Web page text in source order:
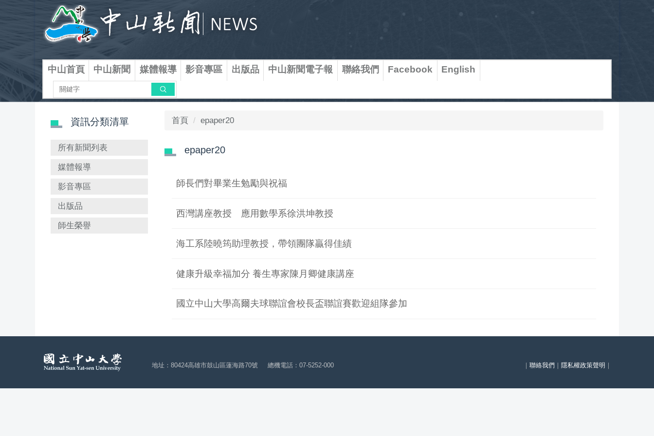
區
中山首頁 中山新聞 媒體報導 影音專區 出版品 中山新聞電子報 聯絡我們 Facebook English
搜尋
資訊分類清單
所有新聞列表
媒體報導
影音專區
出版品
師生榮譽
首頁 epaper20
epaper20
師長們對畢業生勉勵與祝福
西灣講座教授 應用數學系徐洪坤教授
海工系陸曉筠助理教授，帶領團隊贏得佳績
健康升級幸福加分 養生專家陳月卿健康講座
國立中山大學高爾夫球聯誼會校長盃聯誼賽歡迎組隊參加
地址：80424高雄市鼓山區蓮海路70號 總機電話：07-5252-000 ｜ 聯絡我們 ｜ 隱私權政策聲明 ｜